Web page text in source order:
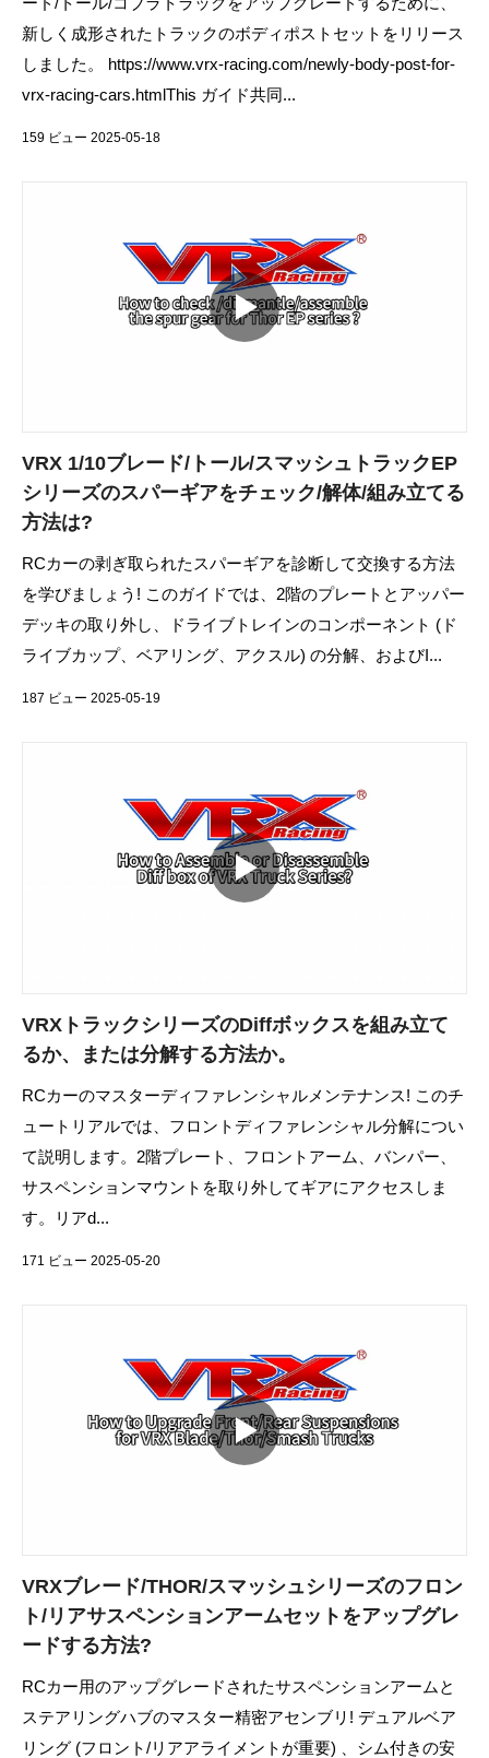
新しく成形されたトラックのボディポストセットをリリース
しました。 https://www.vrx-racing.com/newly-body-post-for-
vrx-racing-cars.htmlThis ガイド共同...
159 ビュー 2025-05-18
VRX 1/10ブレード/トール/スマッシュトラックEP
シリーズのスパーギアをチェック/解体/組み立てる
方法は?
RCカーの剥ぎ取られたスパーギアを診断して交換する方法
を学びましょう! このガイドでは、2階のプレートとアッパー
デッキの取り外し、ドライブトレインのコンポーネント (ド
ライブカップ、ベアリング、アクスル) の分解、およびI...
187 ビュー 2025-05-19
VRXトラックシリーズのDiffボックスを組み立て
るか、または分解する方法か。
RCカーのマスターディファレンシャルメンテナンス! このチ
ュートリアルでは、フロントディファレンシャル分解につい
て説明します。2階プレート、フロントアーム、バンパー、
サスペンションマウントを取り外してギアにアクセスしま
す。リアd...
171 ビュー 2025-05-20
VRXブレード/THOR/スマッシュシリーズのフロン
ト/リアサスペンションアームセットをアップグレ
ードする方法?
RCカー用のアップグレードされたサスペンションアームと
ステアリングハブのマスター精密アセンブリ! デュアルベア
リング (フロント/リアアライメントが重要) 、シム付きの安